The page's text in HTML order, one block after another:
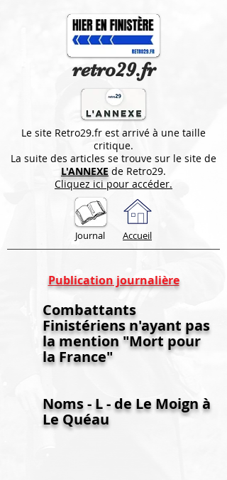
retro29.fr
Le site Retro29.fr est arrivé à une taille
critique.
La suite des articles se trouve sur le site de
L'ANNEXE de Retro29.
Cliquez ici pour accéder.
Journal Accueil
Publication journalière
Combattants
Finistériens n'ayant pas
la mention "Mort pour
la France"
Noms - L - de Le Moign à
Le Quéau